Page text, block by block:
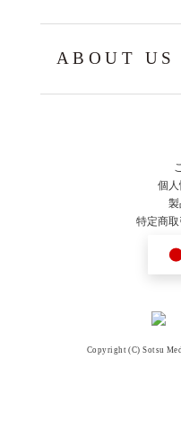
ABOUT US
個
製
特定商
Copyright (C) Sotsu